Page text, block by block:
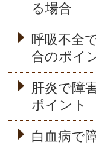
る場合
呼吸不全
合のポイ
肝炎で障
ポイント
白血病で